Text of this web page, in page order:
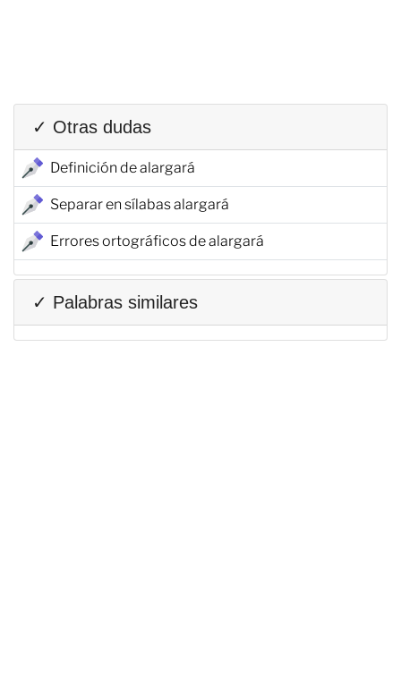
✓ Otras dudas
Definición de alargará
Separar en sílabas alargará
Errores ortográficos de alargará
✓ Palabras similares